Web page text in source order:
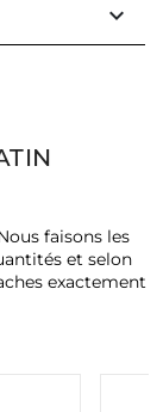
keyboard_arrow_down
faisons les
et selon
exactement